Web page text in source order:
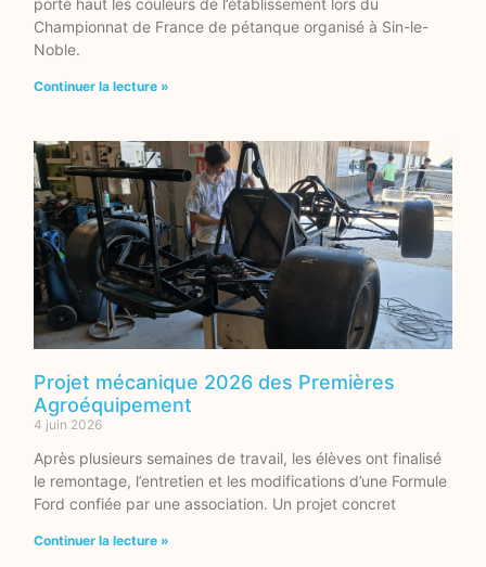
Championnat de France de pétanque organisé à Sin-le-
Noble.
Continuer la lecture »
Projet mécanique 2026 des Premières
Agroéquipement
4 juin 2026
Après plusieurs semaines de travail, les élèves ont finalisé
le remontage, l’entretien et les modifications d’une Formule
Ford confiée par une association. Un projet concret
Continuer la lecture »